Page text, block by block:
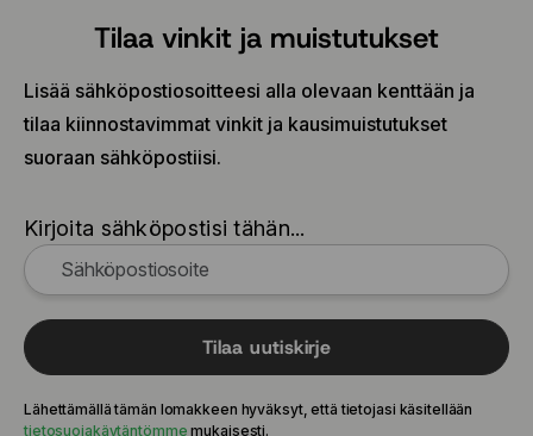
Tilaa vinkit ja muistutukset
Lisää sähköpostiosoitteesi alla olevaan kenttään ja
tilaa kiinnostavimmat vinkit ja kausimuistutukset
suoraan sähköpostiisi.
Kirjoita sähköpostisi tähän...
Tilaa uutiskirje
Lähettämällä tämän lomakkeen hyväksyt, että tietojasi käsitellään
tietosuojakäytäntömme mukaisesti.